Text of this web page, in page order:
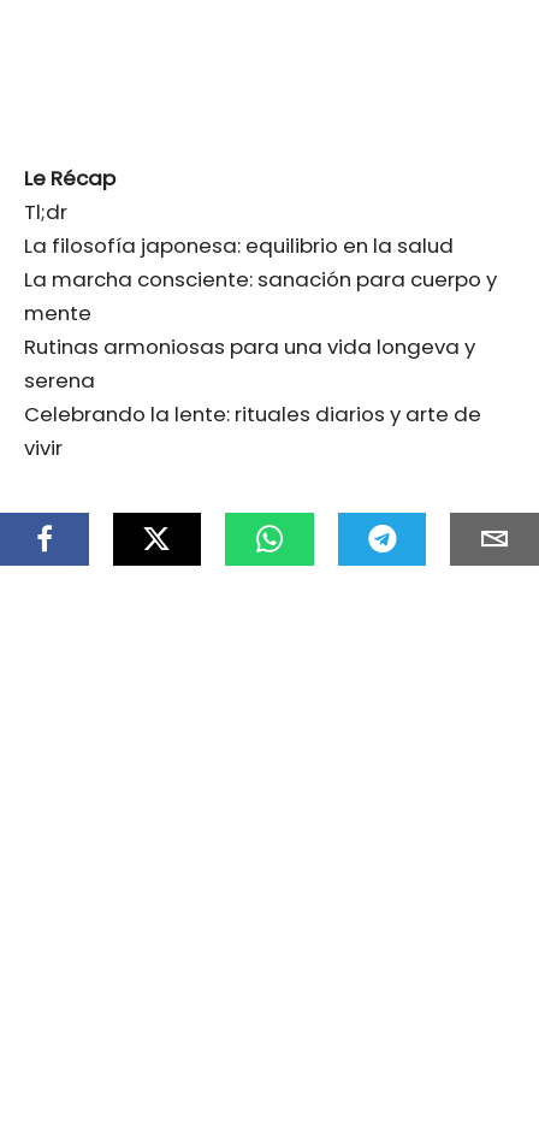
Le Récap
Tl;dr
La filosofía japonesa: equilibrio en la salud
La marcha consciente: sanación para cuerpo y
mente
Rutinas armoniosas para una vida longeva y
serena
Celebrando la lente: rituales diarios y arte de
vivir